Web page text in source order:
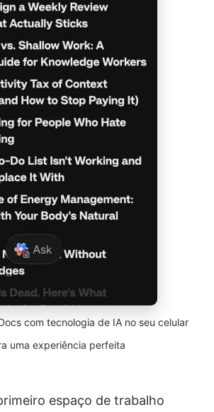
com tecnologia de IA no seu celular
uma experiência perfeita
espaço de trabalho